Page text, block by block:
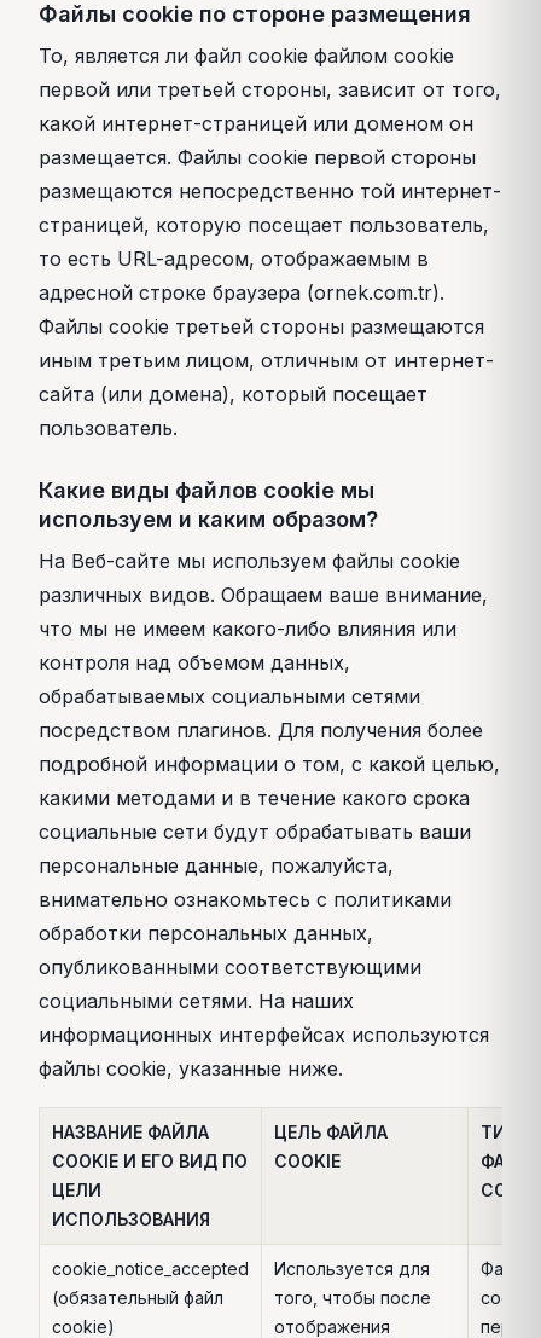
Файлы cookie по стороне размещения
То, является ли файл cookie файлом cookie
первой или третьей стороны, зависит от того,
какой интернет-страницей или доменом он
размещается. Файлы cookie первой стороны
размещаются непосредственно той интернет-
страницей, которую посещает пользователь,
то есть URL-адресом, отображаемым в
адресной строке браузера (ornek.com.tr).
Файлы cookie третьей стороны размещаются
иным третьим лицом, отличным от интернет-
сайта (или домена), который посещает
пользователь.
Какие виды файлов cookie мы
используем и каким образом?
На Веб-сайте мы используем файлы cookie
различных видов. Обращаем ваше внимание,
что мы не имеем какого-либо влияния или
контроля над объемом данных,
обрабатываемых социальными сетями
посредством плагинов. Для получения более
подробной информации о том, с какой целью,
какими методами и в течение какого срока
социальные сети будут обрабатывать ваши
персональные данные, пожалуйста,
внимательно ознакомьтесь с политиками
обработки персональных данных,
опубликованными соответствующими
социальными сетями. На наших
информационных интерфейсах используются
файлы cookie, указанные ниже.
НАЗВАНИЕ ФАЙЛА
COOKIE И ЕГО ВИД ПО
ЦЕЛИ
ИСПОЛЬЗОВАНИЯ
ЦЕЛЬ ФАЙЛА
COOKIE
ТИП
ФАЙЛА
cookie_notice_accepted
(обязательный файл
cookie)
Используется для
того, чтобы после
отображения
Файл
cookie
первой